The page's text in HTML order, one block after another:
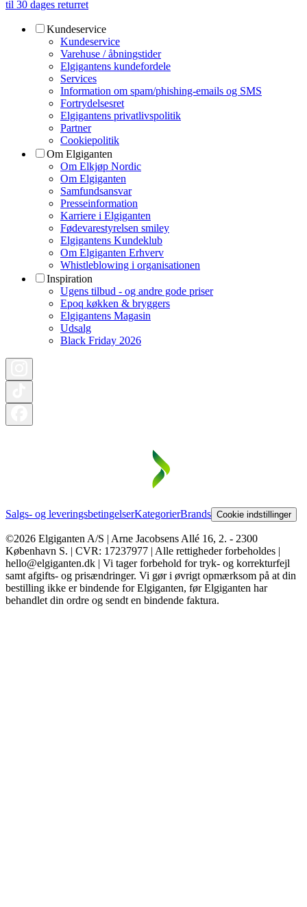
til 30 dages returret
Kundeservice
Kundeservice
Varehuse / åbningstider
Elgigantens kundefordele
Services
Information om spam/phishing-emails og SMS
Fortrydelsesret
Elgigantens privatlivspolitik
Partner
Cookiepolitik
Om Elgiganten
Om Elkjøp Nordic
Om Elgiganten
Samfundsansvar
Presseinformation
Karriere i Elgiganten
Fødevarestyrelsen smiley
Elgigantens Kundeklub
Om Elgiganten Erhverv
Whistleblowing i organisationen
Inspiration
Ugens tilbud - og andre gode priser
Epoq køkken & bryggers
Elgigantens Magasin
Udsalg
Black Friday 2026
Salgs- og leveringsbetingelserKategorierBrands Cookie indstillinger
©2026 Elgiganten A/S | Arne Jacobsens Allé 16, 2. - 2300
København S. | CVR: 17237977 | Alle rettigheder forbeholdes |
hello@elgiganten.dk | Vi tager forbehold for tryk- og korrekturfejl
samt afgifts- og prisændringer. Vi gør i øvrigt opmærksom på at din
bestilling ikke er bindende for Elgiganten, før Elgiganten har
behandlet din ordre og sendt en bindende faktura.